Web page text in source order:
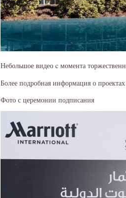
Небольшое видео c момента
Более подробная информация о
Фото с церемонии подписания